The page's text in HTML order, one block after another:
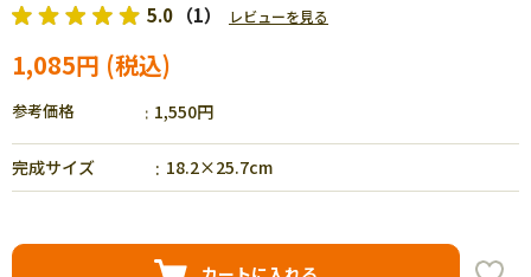
5.0 （1） レビューを見る
1,085円
参考価格 1,550円
完成サイズ 18.2×25.7cm